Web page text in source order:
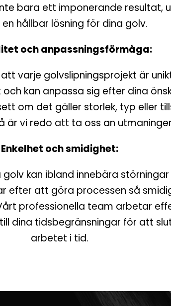
bara ett imponerande resultat,
hållbar lösning för dina golv.
och anpassningsförmåga:
varje golvslipningsprojekt är
kan anpassa sig efter dina
om det gäller storlek, typ eller
är vi redo att ta oss an
Enkelhet och smidighet:
golv kan ibland innebära störningar
efter att göra processen så
professionella team arbetar
dina tidsbegränsningar för att
arbetet i tid.